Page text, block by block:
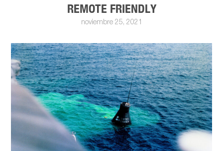
REMOTE FRIENDLY
noviembre 25, 2021